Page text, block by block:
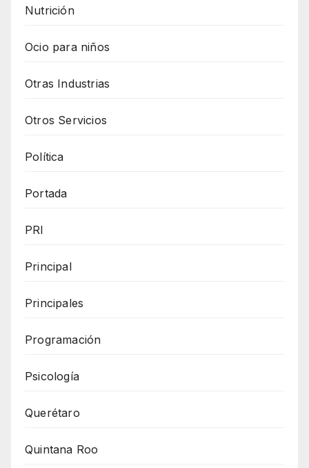
Nutrición
Ocio para niños
Otras Industrias
Otros Servicios
Política
Portada
PRI
Principal
Principales
Programación
Psicología
Querétaro
Quintana Roo